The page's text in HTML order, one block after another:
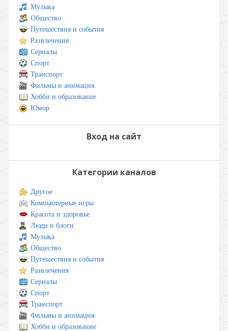
Музыка
Общество
Путешествия и события
Развлечения
Сериалы
Спорт
Транспорт
Фильмы и анимация
Хобби и образование
Юмор
Вход на сайт
Категории каналов
Другое
Компьютерные игры
Красота и здоровье
Люди и блоги
Музыка
Общество
Путешествия и события
Развлечения
Сериалы
Спорт
Транспорт
Фильмы и анимация
Хобби и образование